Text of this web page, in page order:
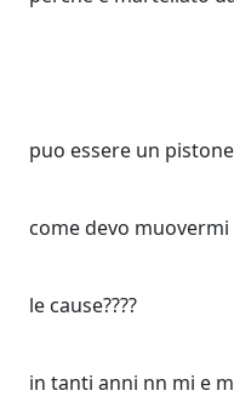
puo essere un
come devo muovermi
le cause????
in tanti anni nn mi e